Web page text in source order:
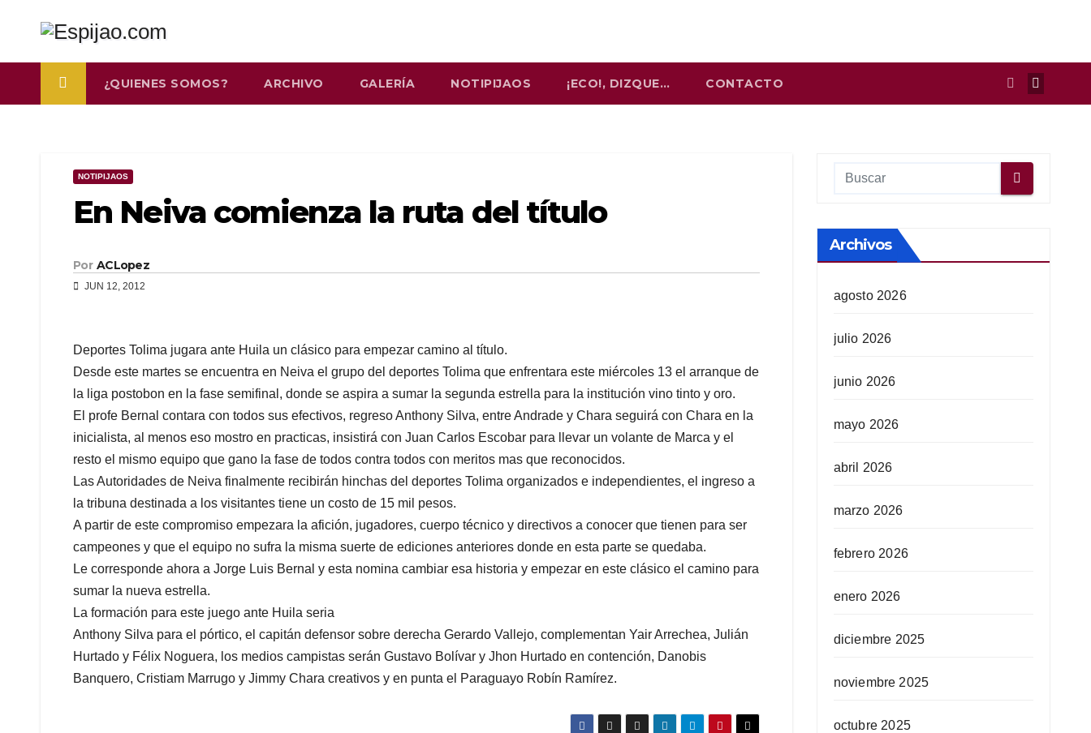
contenido
¿QUIENES SOMOS? ARCHIVO GALERÍA NOTIPIJAOS ¡ECO!, DIZQUE… CONTACTO
NOTIPIJAOS
En Neiva comienza la ruta del título
Por ACLopez
JUN 12, 2012
Deportes Tolima jugara ante Huila un clásico para empezar camino al título.
Desde este martes se encuentra en Neiva el grupo del deportes Tolima que enfrentara este miércoles 13 el arranque de
la liga postobon en la fase semifinal, donde se aspira a sumar la segunda estrella para la institución vino tinto y oro.
El profe Bernal contara con todos sus efectivos, regreso Anthony Silva, entre Andrade y Chara seguirá con Chara en la
inicialista, al menos eso mostro en practicas, insistirá con Juan Carlos Escobar para llevar un volante de Marca y el
resto el mismo equipo que gano la fase de todos contra todos con meritos mas que reconocidos.
Las Autoridades de Neiva finalmente recibirán hinchas del deportes Tolima organizados e independientes, el ingreso a
la tribuna destinada a los visitantes tiene un costo de 15 mil pesos.
A partir de este compromiso empezara la afición, jugadores, cuerpo técnico y directivos a conocer que tienen para ser
campeones y que el equipo no sufra la misma suerte de ediciones anteriores donde en esta parte se quedaba.
Le corresponde ahora a Jorge Luis Bernal y esta nomina cambiar esa historia y empezar en este clásico el camino para
sumar la nueva estrella.
La formación para este juego ante Huila seria
Anthony Silva para el pórtico, el capitán defensor sobre derecha Gerardo Vallejo, complementan Yair Arrechea, Julián
Hurtado y Félix Noguera, los medios campistas serán Gustavo Bolívar y Jhon Hurtado en contención, Danobis
Banquero, Cristiam Marrugo y Jimmy Chara creativos y en punta el Paraguayo Robín Ramírez.
Archivos
agosto 2026
julio 2026
junio 2026
mayo 2026
abril 2026
marzo 2026
febrero 2026
enero 2026
diciembre 2025
noviembre 2025
octubre 2025